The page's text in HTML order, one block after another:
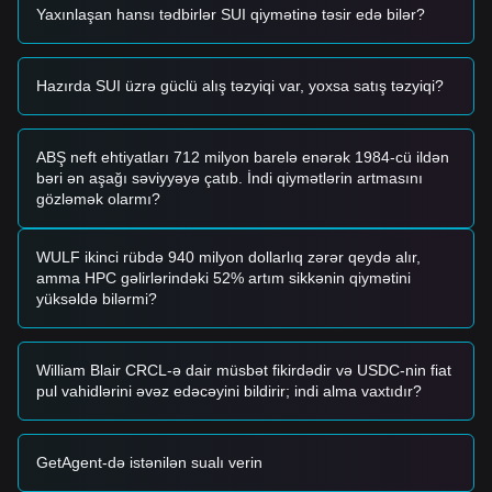
növbəti müqavimətə doğru yeni bir yüksəliş tendensiyasını
Risk Ssenarisi
• Əgər Sui qiyməti$0.65-dən aşağı düşsə, bazar daha dərin
bir tənzimləmə mərhələsinə girə bilər və potensial olaraq
Alım Strategiyası
Cari bazar strukturuna əsasən, analitiklər aşağıdakı istinad
strategiyalarını təklif edirlər:
• Sui qiymətinin$0.66dəstək səviyyəsinə geri çəkilməsini
gözləyib partiya halında almaq.
• Və ya trendi izləməzdən əvvəl Sui qiymətinin$0.70
müqavimətini effektiv şəkildə keçməsini gözləmək.
• Əgər Sui qiyməti$0.70-i aşarsa, yeni bir yüksəliş
• Növbəti mərhələ üçün hədəf qiymət$0.78 ola bilər.
Uzunmüddətli İnvestorlar
• Bazar$0.65-dən yuxarı qaldığı müddətcə, uzunmüddətli
toplamağa imkan verir.
Yaxınlaşan hansı tədbirlər SUI qiymətinə təsir edə bilər?
Hazırda SUI üzrə güclü alış təzyiqi var, yoxsa satış təzyiqi?
ABŞ neft ehtiyatları 712 milyon barelə enərək 1984-cü ildən
bəri ən aşağı səviyyəyə çatıb. İndi qiymətlərin artmasını
gözləmək olarmı?
WULF ikinci rübdə 940 milyon dollarlıq zərər qeydə alır,
amma HPC gəlirlərindəki 52% artım sikkənin qiymətini
yüksəldə bilərmi?
William Blair CRCL-ə dair müsbət fikirdədir və USDC-nin fiat
pul vahidlərini əvəz edəcəyini bildirir; indi alma vaxtıdır?
GetAgent-də istənilən sualı verin